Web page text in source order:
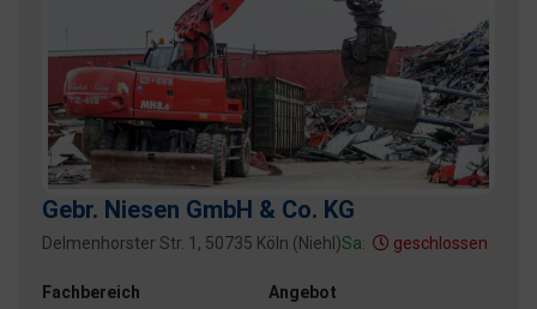
Gebr. Niesen GmbH & Co. KG
Delmenhorster Str. 1, 50735 Köln (Niehl)Sa: geschlossen
Fachbereich
Angebot